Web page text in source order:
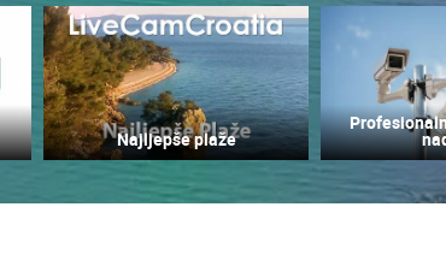
0 GLEDATELJ(A) UŽIVO 0 GLEDATELJ(A)
GRADILIŠTE POSLOVNOG CENTRA
PEMO BUSINESS ARENA, LANIŠTE
Najljepše plaže